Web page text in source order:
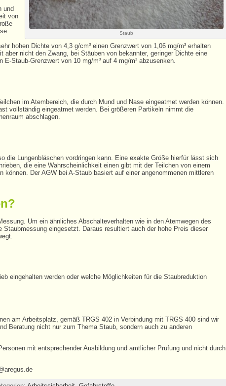
Staub
und
von
hohen Dichte von 4,3 g/cm³ einen Grenzwert von 1,06 mg/m³ erhalten
nicht den Zwang, bei Stäuben von bekannter, geringer Dichte eine
Staub-Grenzwert von 10 mg/m³ auf 4 mg/m³ abzusenken.
im Atembereich, die durch Mund und Nase eingeatmet werden können.
vollständig eingeatmet werden. Bei größeren Partikeln nimmt die
abschlagen.
die Lungenbläschen vordringen kann. Eine exakte Größe hierfür lässt sich
die eine Wahrscheinlichkeit einen gibt mit der Teilchen von einem
Der AGW bei A-Staub basiert auf einer angenommenen mittleren
Um ein ähnliches Abschalteverhalten wie in den Atemwegen des
eingesetzt. Daraus resultiert auch der hohe Preis dieser
eingehalten werden oder welche Möglichkeiten für die Staubreduktion
am Arbeitsplatz, gemäß TRGS 402 in Verbindung mit TRGS 400 sind wir
Beratung nicht nur zum Thema Staub, sondern auch zu anderen
mit entsprechender Ausbildung und amtlicher Prüfung und nicht durch